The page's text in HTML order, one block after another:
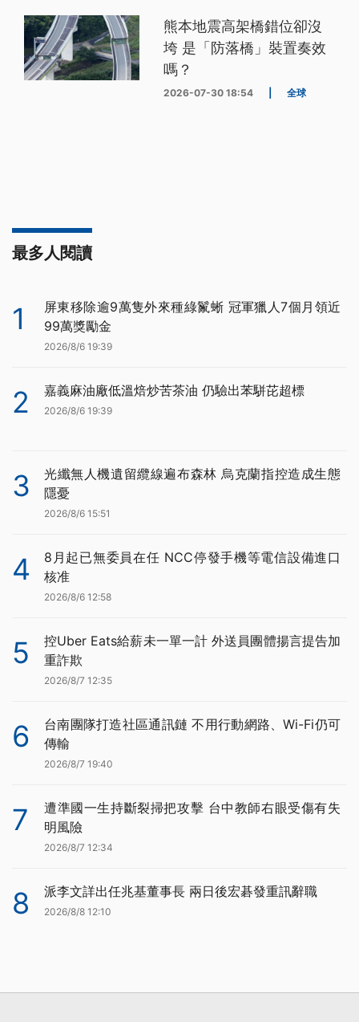
熊本地震高架橋錯位卻沒
垮 是「防落橋」裝置奏效
嗎？
2026-07-30 18:54 全球
最多人閱讀
1
屏東移除逾9萬隻外來種綠鬣蜥 冠軍獵人7個月領近
99萬獎勵金
2026/8/6 19:39
2 嘉義麻油廠低溫焙炒苦茶油 仍驗出苯駢芘超標
2026/8/6 19:39
3
光纖無人機遺留纜線遍布森林 烏克蘭指控造成生態
隱憂
2026/8/6 15:51
4
8月起已無委員在任 NCC停發手機等電信設備進口
核准
2026/8/6 12:58
5
控Uber Eats給薪未一單一計 外送員團體揚言提告加
重詐欺
2026/8/7 12:35
6
台南團隊打造社區通訊鏈 不用行動網路、Wi-Fi仍可
傳輸
2026/8/7 19:40
7
遭準國一生持斷裂掃把攻擊 台中教師右眼受傷有失
明風險
2026/8/7 12:34
8 派李文詳出任兆基董事長 兩日後宏碁發重訊辭職
2026/8/8 12:10